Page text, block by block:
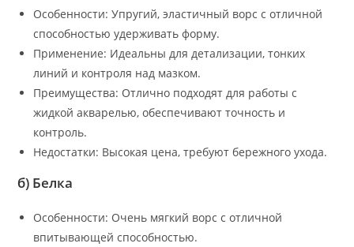
Особенности: Упругий, эластичный ворс с отличной
способностью удерживать форму.
Применение: Идеальны для детализации, тонких
линий и контроля над мазком.
Преимущества: Отлично подходят для работы с
жидкой акварелью, обеспечивают точность и
контроль.
Недостатки: Высокая цена, требуют бережного ухода.
б) Белка
Особенности: Очень мягкий ворс с отличной
впитывающей способностью.